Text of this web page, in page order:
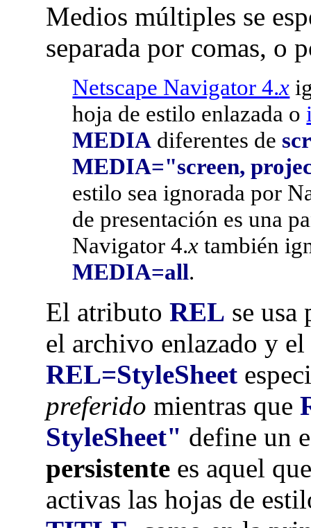
Medios múltiples se
separada por comas, o
Netscape Navigator 4.x
hoja de estilo enlazada o
MEDIA diferentes de
MEDIA="screen,
estilo sea ignorada por
de presentación es una
Navigator 4.x también
MEDIA=all.
El atributo REL se
el archivo enlazado y
REL=StyleSheet
preferido mientras que
StyleSheet" define un
persistentees aquel
activas las hojas de